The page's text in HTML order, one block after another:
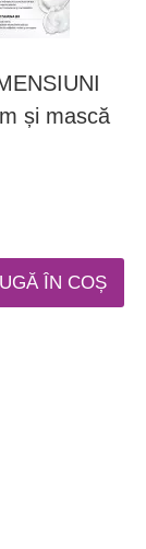
și mască
ÎN COȘ